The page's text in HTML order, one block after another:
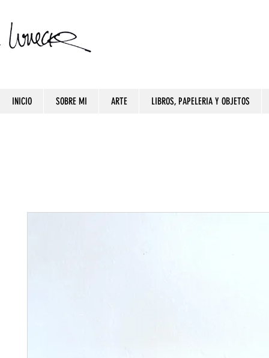
INICIO SOBRE MI ARTE LIBROS, PAPELERIA Y OBJETOS